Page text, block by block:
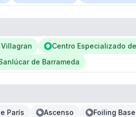
Centro Especializado
de Barrameda
París Ascenso Foiling